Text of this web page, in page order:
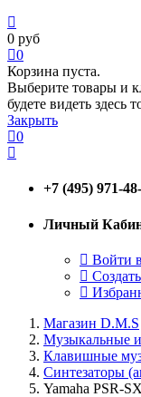
0 руб
0
Корзина пуста.
Выберите товары и
будете видеть
Закрыть
0
+7 (495) 971-
Личный
Войти
Магазин D.M.S
Музыкальные
Клавишные
Синтезаторы
Yamaha PSR-